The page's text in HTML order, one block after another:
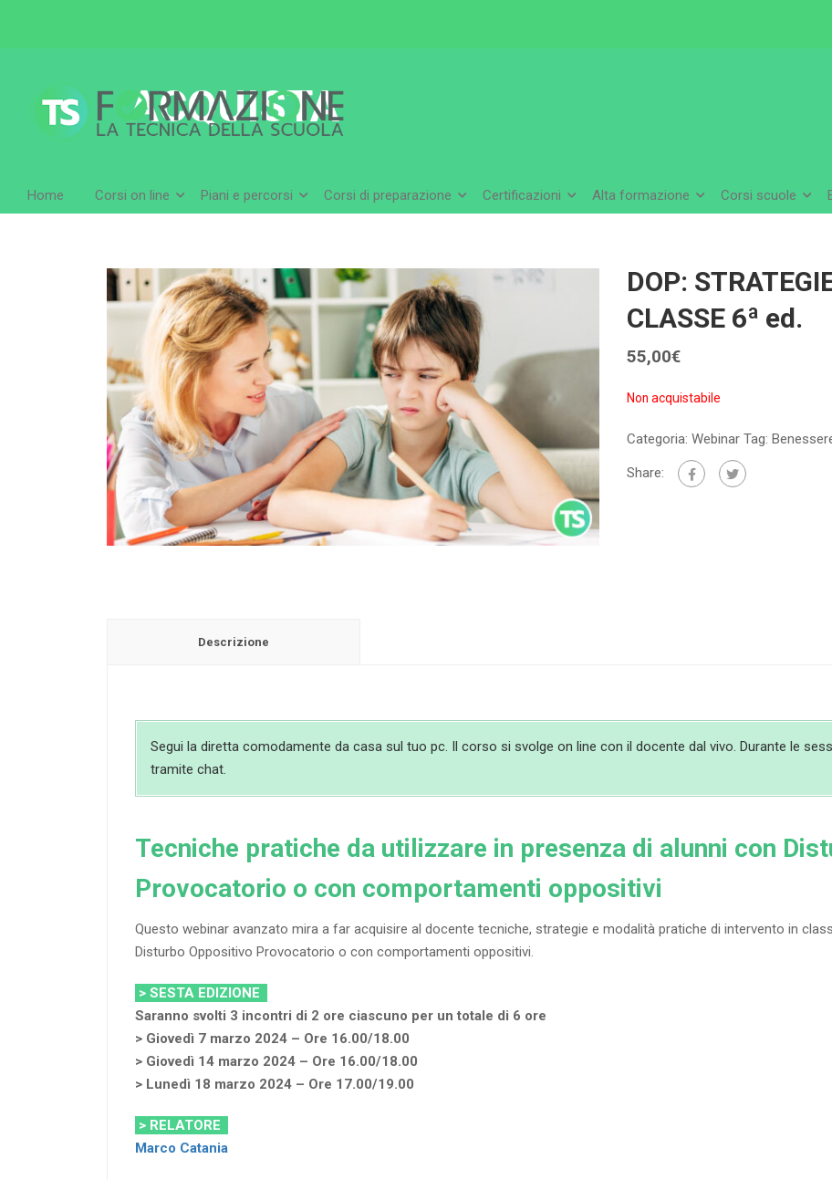
Home Corsi on line Piani e percorsi Corsi di preparazione Certificazioni Alta formazione Corsi scuole
ACQUISTA
DOP:
CLASSE 6ª ed.
55,00€
Non acquistabile
Categoria: Webinar Tag:
Share:
Descrizione
Segui la diretta comodamente da casa sul tuo pc. Il corso si svolge on line con il docente dal vivo. Durante le
tramite chat.
Tecniche pratiche da utilizzare in presenza di alunni con
Provocatorio o con comportamenti oppositivi
Questo webinar avanzato mira a far acquisire al docente tecniche, strategie e modalità pratiche di intervento in
Disturbo Oppositivo Provocatorio o con comportamenti oppositivi.
> SESTA EDIZIONE
Saranno svolti 3 incontri di 2 ore ciascuno per un totale di 6 ore
> Giovedì 7 marzo 2024 – Ore 16.00/18.00
> Giovedì 14 marzo 2024 – Ore 16.00/18.00
> Lunedì 18 marzo 2024 – Ore 17.00/19.00
> RELATORE
Marco Catania